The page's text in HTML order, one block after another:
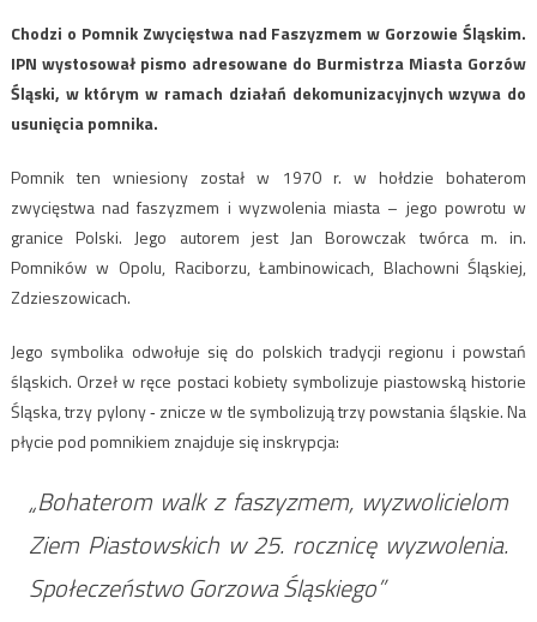
Chodzi o Pomnik Zwycięstwa nad Faszyzmem w Gorzowie Śląskim.
IPN wystosował pismo adresowane do Burmistrza Miasta Gorzów
Śląski, w którym w ramach działań dekomunizacyjnych wzywa do
usunięcia pomnika.
Pomnik ten wniesiony został w 1970 r. w hołdzie bohaterom
zwycięstwa nad faszyzmem i wyzwolenia miasta – jego powrotu w
granice Polski. Jego autorem jest Jan Borowczak twórca m. in.
Pomników w Opolu, Raciborzu, Łambinowicach, Blachowni Śląskiej,
Zdzieszowicach.
Jego symbolika odwołuje się do polskich tradycji regionu i powstań
śląskich. Orzeł w ręce postaci kobiety symbolizuje piastowską historie
Śląska, trzy pylony ‐ znicze w tle symbolizują trzy powstania śląskie. Na
płycie pod pomnikiem znajduje się inskrypcja:
„Bohaterom walk z faszyzmem, wyzwolicielom
Ziem Piastowskich w 25. rocznicę wyzwolenia.
Społeczeństwo Gorzowa Śląskiego”